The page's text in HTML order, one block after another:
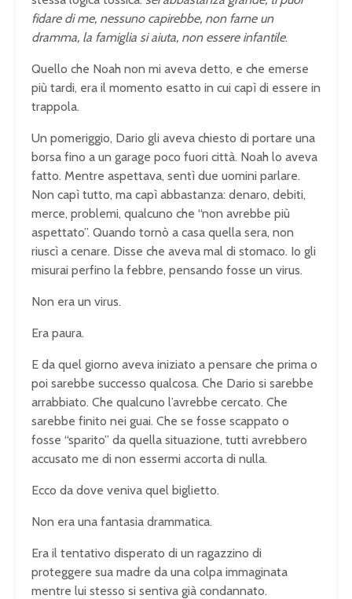
fidare di me, nessuno capirebbe, non farne un
dramma, la famiglia si aiuta, non essere infantile.
Quello che Noah non mi aveva detto, e che emerse
più tardi, era il momento esatto in cui capì di essere in
trappola.
Un pomeriggio, Dario gli aveva chiesto di portare una
borsa fino a un garage poco fuori città. Noah lo aveva
fatto. Mentre aspettava, sentì due uomini parlare.
Non capì tutto, ma capì abbastanza: denaro, debiti,
merce, problemi, qualcuno che “non avrebbe più
aspettato”. Quando tornò a casa quella sera, non
riuscì a cenare. Disse che aveva mal di stomaco. Io gli
misurai perfino la febbre, pensando fosse un virus.
Non era un virus.
Era paura.
E da quel giorno aveva iniziato a pensare che prima o
poi sarebbe successo qualcosa. Che Dario si sarebbe
arrabbiato. Che qualcuno l’avrebbe cercato. Che
sarebbe finito nei guai. Che se fosse scappato o
fosse “sparito” da quella situazione, tutti avrebbero
accusato me di non essermi accorta di nulla.
Ecco da dove veniva quel biglietto.
Non era una fantasia drammatica.
Era il tentativo disperato di un ragazzino di
proteggere sua madre da una colpa immaginata
mentre lui stesso si sentiva già condannato.